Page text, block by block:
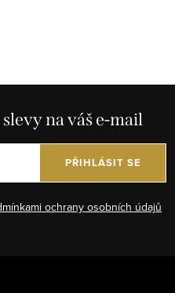
na váš e-mail
ochrany osobních údajů
PŘIHLÁSIT SE